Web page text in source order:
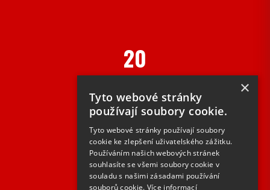
20
2000+
×
Tyto webové stránky
používají soubory cookie.
Tyto webové stránky používají soubory
cookie ke zlepšení uživatelského zážitku.
Používáním našich webových stránek
souhlasíte se všemi soubory cookie v
souladu s našimi zásadami používání
souborů cookie. Více informací